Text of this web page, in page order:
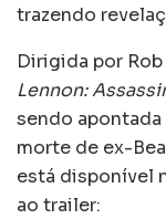
trazendo
Dirigida por
Lennon:
sendo
morte de ex-
está disponível
ao trailer: